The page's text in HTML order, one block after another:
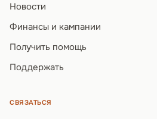
Новости
Финансы и кампании
Получить помощь
Поддержать
СВЯЗАТЬСЯ